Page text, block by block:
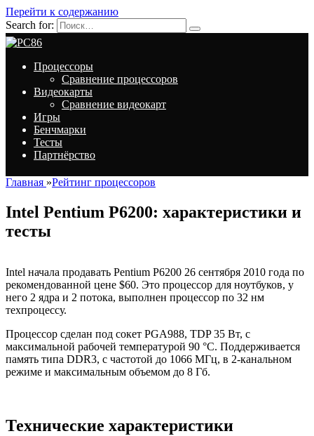
Перейти к содержанию
Search for:
Процессоры
Сравнение процессоров
Видеокарты
Сравнение видеокарт
Игры
Бенчмарки
Тесты
Партнёрство
Главная »Рейтинг процессоров
Intel Pentium P6200: характеристики и
тесты
Intel начала продавать Pentium P6200 26 сентября 2010 года по
рекомендованной цене $60. Это процессор для ноутбуков, у
него 2 ядра и 2 потока, выполнен процессор по 32 нм
техпроцессу.
Процессор сделан под сокет PGA988, TDP 35 Вт, с
максимальной рабочей температурой 90 °C. Поддерживается
память типа DDR3, с частотой до 1066 МГц, в 2-канальном
режиме и максимальным объемом до 8 Гб.
Технические характеристики